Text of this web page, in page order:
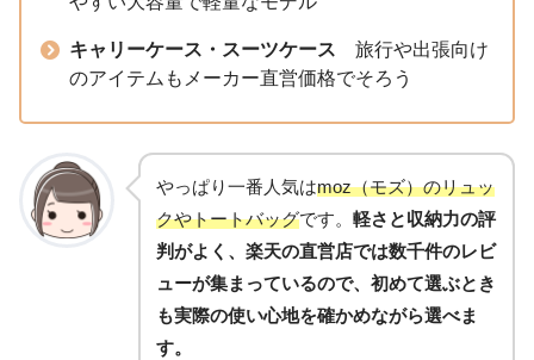
キャリーケース・スーツケース 旅行や出張向け
のアイテムもメーカー直営価格でそろう
やっぱり一番人気はmoz（モズ）のリュッ
クやトートバッグです。 軽さと収納力の評
判がよく、楽天の直営店では数千件のレビ
ューが集まっているので、初めて選ぶとき
も実際の使い心地を確かめながら選べま
す。